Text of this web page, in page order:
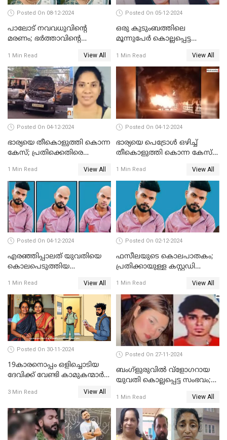
Posted On 08-12-2024
പാലോട് നവവധുവിന്റെ
മരണം; ഭര്‍ത്താവിന്റെ
1 Min Read View All
Posted On 05-12-2024
ഒരു കുടുംബത്തിലെ
മൂന്നുപേര്‍ കൊല്ലപ്പെട്ട
1 Min Read View All
Posted On 04-12-2024
ഭാര്യയെ തീകൊളുത്തി കൊന്ന
കേസ്; പ്രതിക്കെതിരെ
വധശ്രമ കുറ്റവും ചുമത്തി
1 Min Read View All
Posted On 04-12-2024
ഭാര്യയെ പെട്രോള്‍ ഒഴിച്ച്
തീകൊളുത്തി കൊന്ന കേസ്‌;
രേഖപ്പെടുത്തി
1 Min Read View All
Posted On 04-12-2024
എരഞ്ഞിപ്പാലത് യുവതിയെ
കൊലപെടുത്തിയ
കസ്റ്റഡി അപേക്ഷ ഇന്ന്
1 Min Read View All
Posted On 02-12-2024
ഫസീലയുടെ കൊലപാതകം;
പ്രതിക്കായുള്ള കസ്റ്റഡി
1 Min Read View All
Posted On 30-11-2024
19കാരനൊപ്പം ഒളിച്ചൊടിയ
ദേവിക്ക് വേണ്ടി കാമുകന്മാർ
സംഭവിച്ചത്
3 Min Read View All
Posted On 27-11-2024
ബംഗ്‌ളുരുവില്‍ വ്‌ളോഗറായ
യുവതി കൊല്ലപ്പെട്ട സംഭവം;
ഊര്‍ജിതമാക്കി
1 Min Read View All